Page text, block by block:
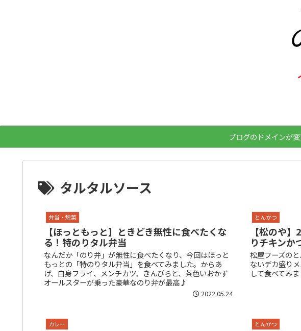
ブログのドメイン
タルタルソース
弁当・惣菜
【ほっともっと】ときどき無性に食べたくな
る！特のりタル弁当
なんだか「のり弁」が無性に食べたくなり、今回はほっと
もっとの「特のりタル弁当」を食べてみました。からあ
げ、白身フライ、メンチカツ、きんぴらと、茶色いおかず
オールスターが乗った豪華なのり弁が最高♪
2022.05.24
とんかつ
【松のや
りチキンか
松屋フーズの
ないデカ盛り
して食べてみま
カレー とんかつ